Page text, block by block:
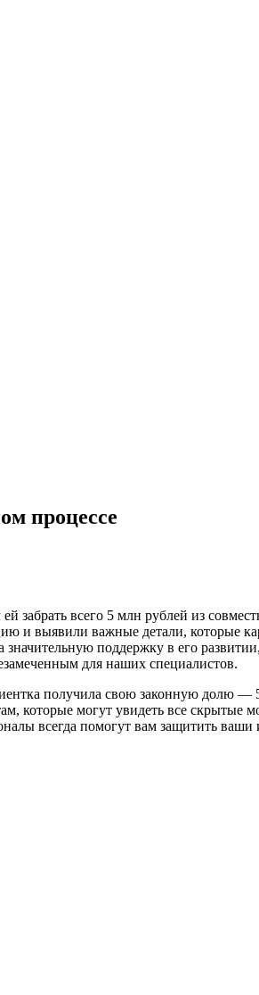
процессе
всего 5 млн рублей из
и выявили важные детали, которые
поддержку в его
для наших специалистов.
получила свою законную долю —
которые могут увидеть все
всегда помогут вам защитить ваши